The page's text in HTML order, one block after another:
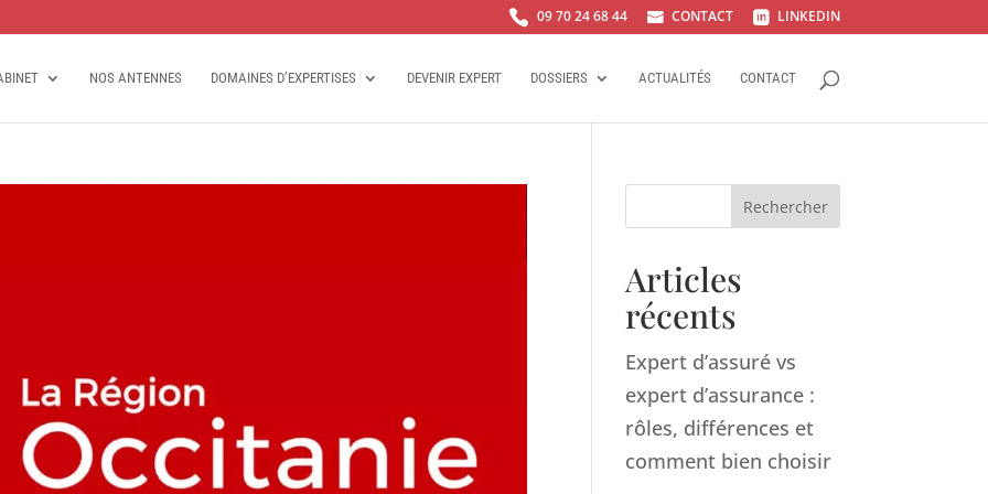
 09 70 24 68 44  CONTACT  LINKEDIN
NOS ANTENNES DOMAINES D’EXPERTISES DEVENIR EXPERT DOSSIERS ACTUALITÉS CONTACT
Rechercher
Articles
récents
Expert d’assuré vs
expert d’assurance :
rôles, différences et
comment bien choisir